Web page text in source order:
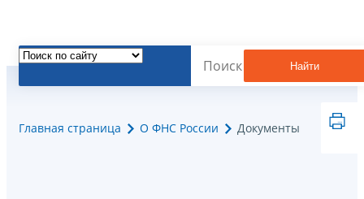
Найти
Главная страница О ФНС России Документы